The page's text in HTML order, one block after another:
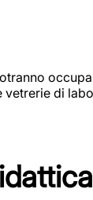
vetrerie di